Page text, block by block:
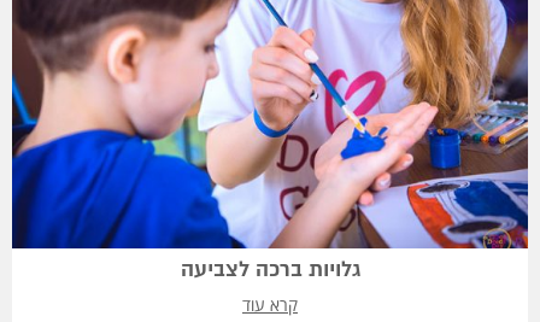
גלויות ברכה לצביעה
קרא עוד